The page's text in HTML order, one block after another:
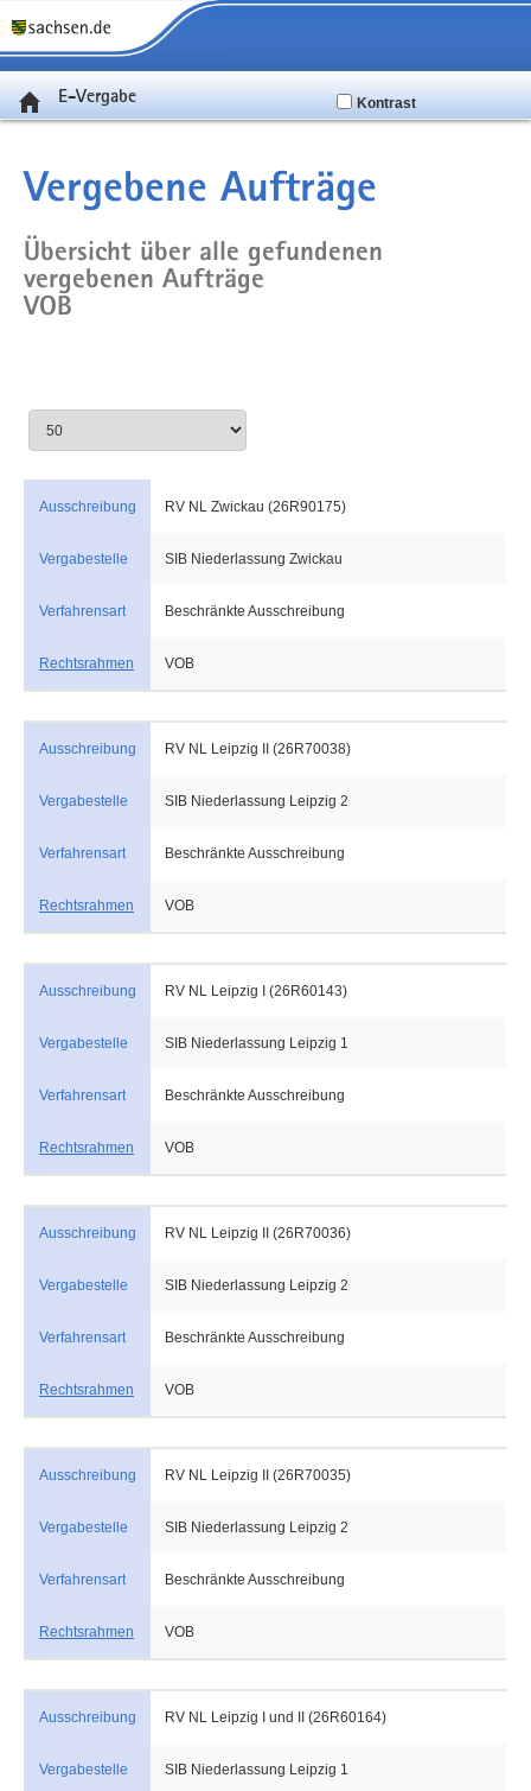
E-Vergabe Kontrast
Vergebene Aufträge
Übersicht über alle gefundenen
vergebenen Aufträge
VOB
Ausschreibung RV NL Zwickau (26R90175)
Vergabestelle SIB Niederlassung Zwickau
Verfahrensart Beschränkte Ausschreibung
Rechtsrahmen VOB
Ausschreibung RV NL Leipzig II (26R70038)
Vergabestelle SIB Niederlassung Leipzig 2
Verfahrensart Beschränkte Ausschreibung
Rechtsrahmen VOB
Ausschreibung RV NL Leipzig I (26R60143)
Vergabestelle SIB Niederlassung Leipzig 1
Verfahrensart Beschränkte Ausschreibung
Rechtsrahmen VOB
Ausschreibung RV NL Leipzig II (26R70036)
Vergabestelle SIB Niederlassung Leipzig 2
Verfahrensart Beschränkte Ausschreibung
Rechtsrahmen VOB
Ausschreibung RV NL Leipzig II (26R70035)
Vergabestelle SIB Niederlassung Leipzig 2
Verfahrensart Beschränkte Ausschreibung
Rechtsrahmen VOB
Ausschreibung RV NL Leipzig I und II (26R60164)
Vergabestelle SIB Niederlassung Leipzig 1